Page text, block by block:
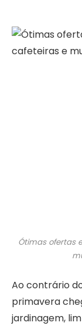
Ótimas ofertas
Ao contrário
primavera
jardinagem,